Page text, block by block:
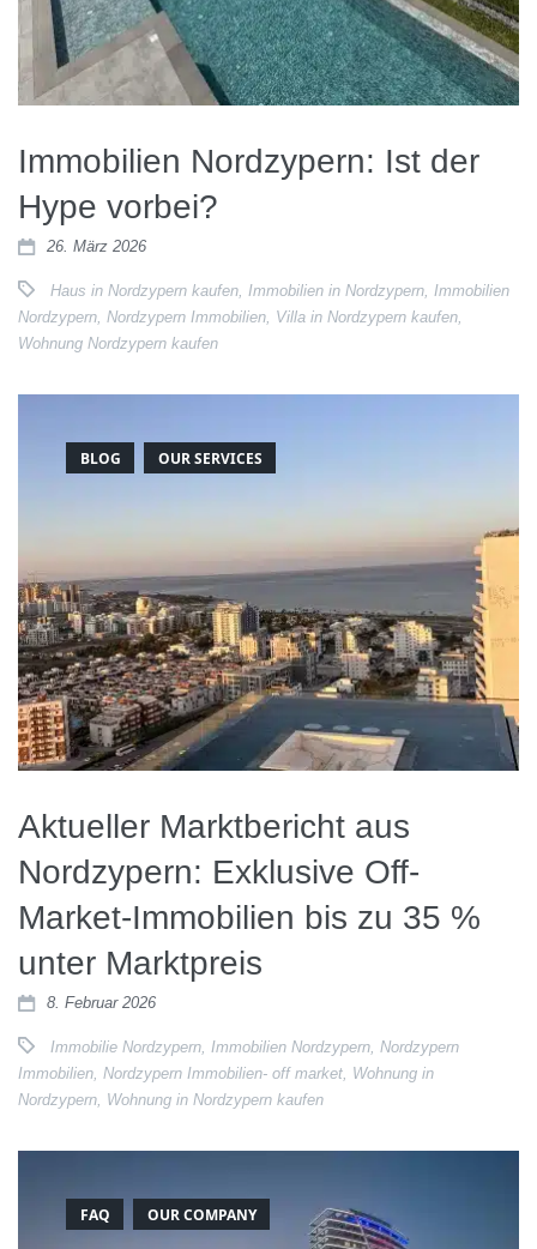
Immobilien Nordzypern: Ist der
Hype vorbei?
26. März 2026
Haus in Nordzypern kaufen Immobilien in Nordzypern Immobilien
Nordzypern Nordzypern Immobilien Villa in Nordzypern kaufen
Wohnung Nordzypern kaufen
BLOG OUR SERVICES
Aktueller Marktbericht aus
Nordzypern: Exklusive Off-
Market-Immobilien bis zu 35 %
unter Marktpreis
8. Februar 2026
Immobilie Nordzypern, Immobilien Nordzypern, Nordzypern
Immobilien, Nordzypern Immobilien- off market, Wohnung in
Nordzypern, Wohnung in Nordzypern kaufen
FAQ OUR COMPANY